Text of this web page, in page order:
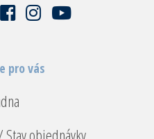
pro vás